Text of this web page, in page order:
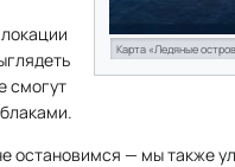
Карта «Ледяные
смогут
остановимся — мы также